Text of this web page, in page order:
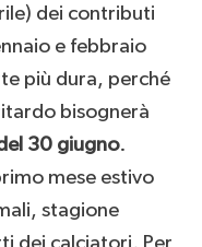
dei contributi
e febbraio
più dura, perché
bisognerà
30 giugno.
mese estivo
stagione